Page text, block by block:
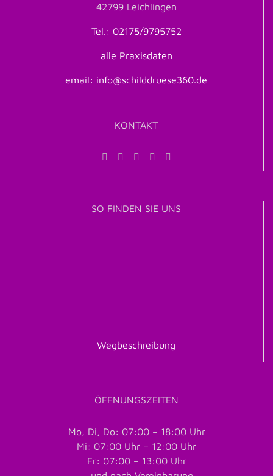
42799 Leichlingen
Tel.: 02175/9795752
alle Praxisdaten
email: info@schilddruese360.de
KONTAKT
SO FINDEN SIE UNS
Wegbeschreibung
ÖFFNUNGSZEITEN
Mo, Di, Do: 07:00 – 18:00 Uhr
Mi: 07:00 Uhr – 12:00 Uhr
Fr: 07:00 – 13:00 Uhr